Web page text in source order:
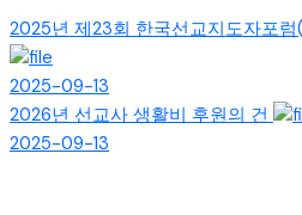
2025년 제23회 한국선교지도자포
2025-09-13
2026년 선교사 생활비 후원의 건
2025-09-13